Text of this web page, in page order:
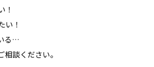
！
い！
る…
談ください。